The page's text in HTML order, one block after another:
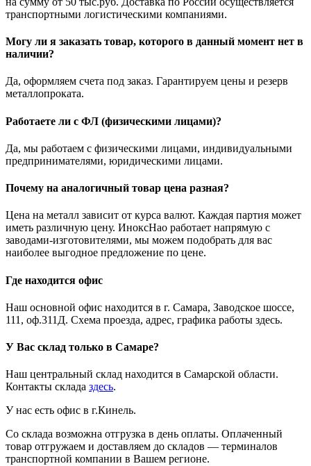
транспортными логистическими компаниями.
Могу ли я заказать товар, которого в данный момент нет в
наличии?
Да, оформляем счета под заказ. Гарантируем цены и резерв
металлопроката.
Работаете ли с ФЛ (физическими лицами)?
Да, мы работаем с физическими лицами, индивидуальными
предпринимателями, юридическими лицами.
Почему на аналогичный товар цена разная?
Цена на металл зависит от курса валют. Каждая партия может
иметь различную цену. ИноксНао работает напрямую с
заводами-изготовителями, мы можем подобрать для вас
наиболее выгодное предложение по цене.
Где находится офис
Наш основной офис находится в г. Самара, Заводское шоссе,
111, оф.311Д. Схема проезда, адрес, графика работы здесь.
У Вас склад только в Самаре?
Наш центральный склад находится в Самарской области.
Контакты склада здесь.
У нас есть офис в г.Кинель.
Со склада возможна отгрузка в день оплаты. Оплаченный
товар отгружаем и доставляем до складов — терминалов
транспортной компании в Вашем регионе.